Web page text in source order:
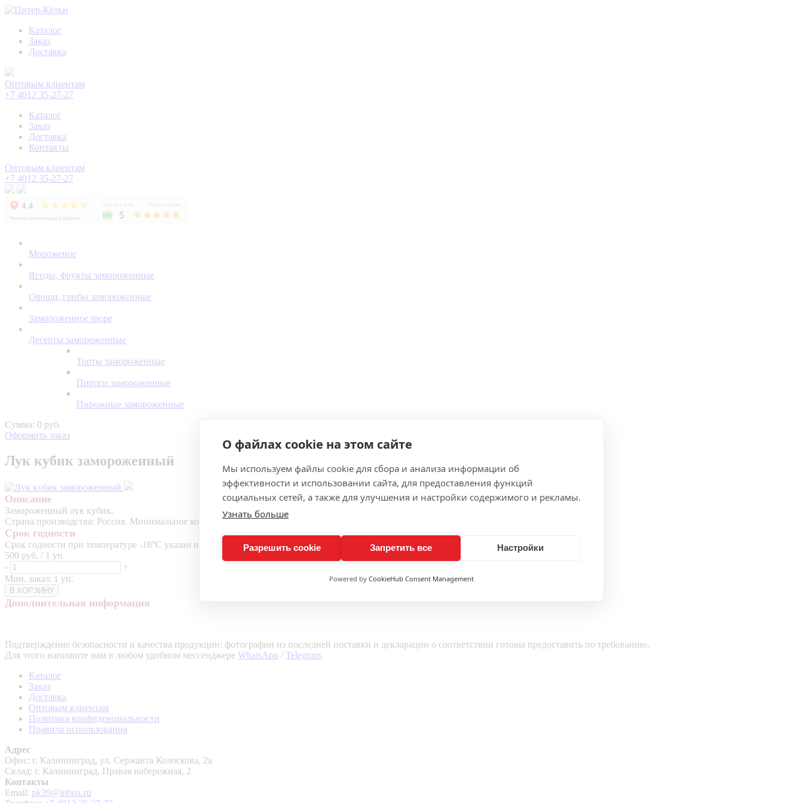
Каталог
Заказ
Доставка
Оптовым клиентам
+7 4012 35-27-27
Каталог
Заказ
Доставка
Контакты
Оптовым клиентам
+7 4012 35-27-27
Мороженое
Ягоды, фрукты замороженные
Овощи, грибы замороженные
Замороженное пюре
Десерты замороженные
Торты замороженные
Пироги замороженные
Пирожные замороженные
Сумма: 0 руб.
Оформить заказ
Лук кубик замороженный
Описание
Замороженный лук кубик.
Страна производства: Россия. Минимальное количество к заказу - 1 уп (2,5 кг).
Срок годности
Срок годности при температуре -18°C указан на упаковке.
500 руб. / 1 уп.
-
+
Мин. заказ: 1 уп.
В КОРЗИНУ
Дополнительная информация
Подтверждение безопасности и качества продукции: фотографии из последней поставки и декларации о соответствии готовы предоставить по требованию.
Для этого напишите нам в любом удобном мессенджере WhatsApp / Telegram.
Каталог
Заказ
Доставка
Оптовым клиентам
Политика конфиденциальности
Правила использования
Адрес
Офис: г. Калининград, ул. Сержанта Колоскова, 2а
Склад: г. Калининград, Правая набережная, 2
Контакты
Email: pk39@inbox.ru
О файлах cookie на этом сайте
Мы используем файлы cookie для сбора и анализа информации об
эффективности и использовании сайта, для предоставления функций
социальных сетей, а также для улучшения и настройки содержимого и рекламы.
Узнать больше
Разрешить cookie Запретить все Настройки
Powered by CookieHub Consent Management